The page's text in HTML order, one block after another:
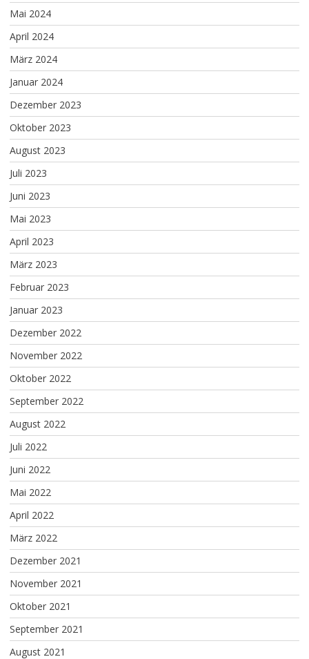
Mai 2024
April 2024
März 2024
Januar 2024
Dezember 2023
Oktober 2023
August 2023
Juli 2023
Juni 2023
Mai 2023
April 2023
März 2023
Februar 2023
Januar 2023
Dezember 2022
November 2022
Oktober 2022
September 2022
August 2022
Juli 2022
Juni 2022
Mai 2022
April 2022
März 2022
Dezember 2021
November 2021
Oktober 2021
September 2021
August 2021